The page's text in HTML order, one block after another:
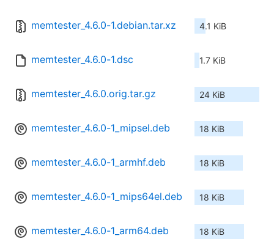
memtester_4.6.0-1.debian.tar.xz 4.1 KiB
memtester_4.6.0-1.dsc 1.7 KiB
memtester_4.6.0.orig.tar.gz 24 KiB
memtester_4.6.0-1_mipsel.deb 18 KiB
memtester_4.6.0-1_armhf.deb 18 KiB
memtester_4.6.0-1_mips64el.deb 18 KiB
memtester_4.6.0-1_arm64.deb 18 KiB